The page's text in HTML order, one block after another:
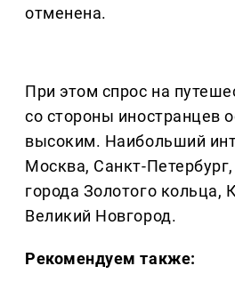
отменена.
При этом спрос на
со стороны иностранцев
высоким. Наибольший
Москва, Санкт-
города Золотого кольца,
Великий Новгород.
Рекомендуем также: